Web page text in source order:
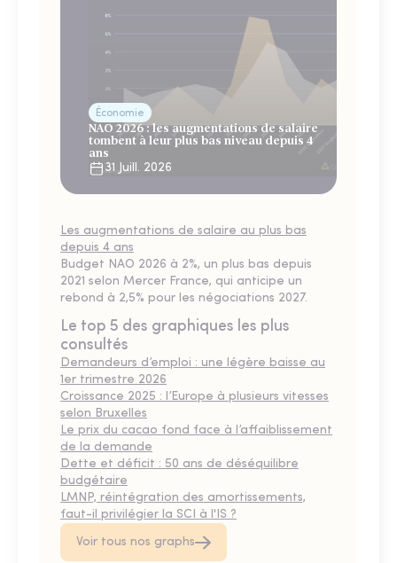
Économie
NAO 2026 : les augmentations de salaire
tombent à leur plus bas niveau depuis 4
ans
31 Juill. 2026
Les augmentations de salaire au plus bas
depuis 4 ans
Budget NAO 2026 à 2%, un plus bas depuis
2021 selon Mercer France, qui anticipe un
rebond à 2,5% pour les négociations 2027.
Le top 5 des graphiques les plus
consultés
Demandeurs d’emploi : une légère baisse au
1er trimestre 2026
Croissance 2025 : l’Europe à plusieurs vitesses
selon Bruxelles
Le prix du cacao fond face à l’affaiblissement
de la demande
Dette et déficit : 50 ans de déséquilibre
budgétaire
LMNP, réintégration des amortissements,
faut-il privilégier la SCI à l'IS ?
Voir tous nos graphs